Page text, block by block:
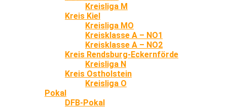
Kreisliga M
Kreis Kiel
Kreisliga MO
Kreisklasse A – NO1
Kreisklasse A – NO2
Kreis Rendsburg-Eckernförde
Kreisliga N
Kreis Ostholstein
Kreisliga O
Pokal
DFB-Pokal